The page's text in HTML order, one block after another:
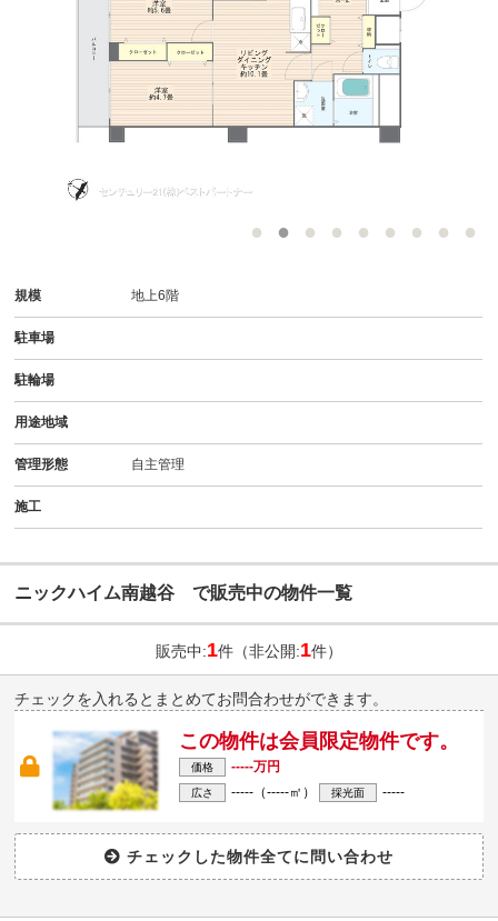
規模 地上6階
駐車場
駐輪場
用途地域
管理形態 自主管理
施工
ニックハイム南越谷 で販売中の物件一覧
販売中:1件（非公開:1件）
チェックを入れるとまとめてお問合わせができます。
この物件は会員限定物件です。
価格 -----万円
広さ -----（-----㎡） 採光面 -----